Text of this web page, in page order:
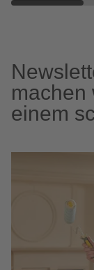
machen
einem